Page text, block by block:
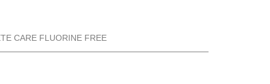
CARE FLUORINE FREE